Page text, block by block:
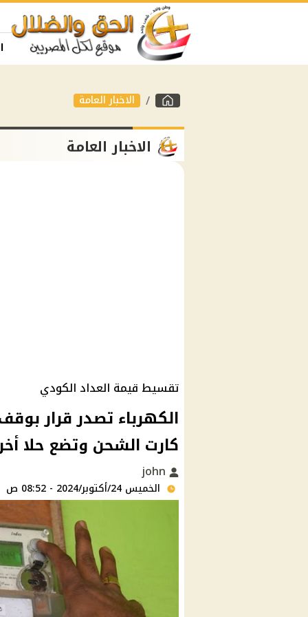
الاخبار العامة
الاخبار العامة
تقسيط قيمة العداد الكودي
الكهرباء تصدر قرار
كارت الشحن وتضع حلا
الخميس 24/أكتوبر/2024 - 08:52 ص